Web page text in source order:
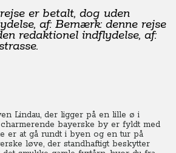
er betalt, dog uden
af: Bemærk: denne rejse
redaktionel indflydelse, af:
Lindau, der ligger på en lille ø i
bayerske by er fyldt med
er at gå rundt i byen og en tur på
løve, der standhaftigt beskytter